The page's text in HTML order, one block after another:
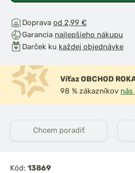
Doprava od 2,99 €
Garancia najlepšieho nákupu
Darček ku každej objednávke
Víťaz OBCHOD
98 % zákazníkov
Chcem poradiť
Kód: 13869